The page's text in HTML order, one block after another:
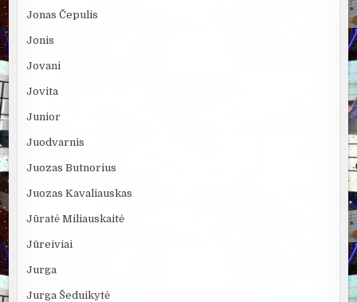
Jonas Čepulis
Jonis
Jovani
Jovita
Junior
Juodvarnis
Juozas Butnorius
Juozas Kavaliauskas
Jūratė Miliauskaitė
Jūreiviai
Jurga
Jurga Šeduikytė